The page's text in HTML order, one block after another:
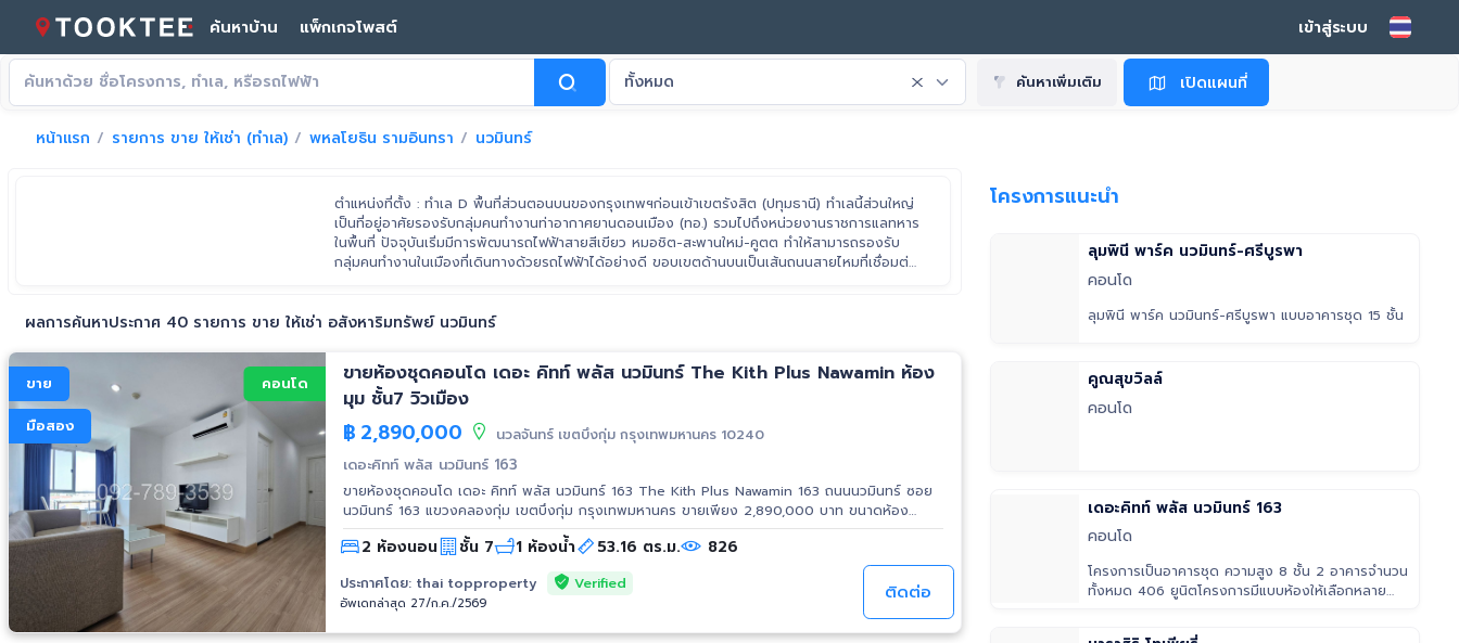
ค้นหาบ้าน แพ็กเกจโพสต์ เข้าสู่ระบบ
ทั้งหมด ค้นหาเพิ่มเติม เปิดแผนที่
หน้าแรก รายการ ขาย ให้เช่า (ทำเล) พหลโยธิน รามอินทรา นวมินทร์
ตำแหน่งที่ตั้ง : ทำเล D พื้นที่ส่วนตอนบนของกรุงเทพฯก่อนเข้าเขตรังสิต (ปทุมธานี) ทำเลนี้ส่วนใหญ่
เป็นที่อยู่อาศัยรองรับกลุ่มคนทำงานท่าอากาศยานดอนเมือง (ทอ.) รวมไปถึงหน่วยงานราชการแลทหาร
ในพื้นที่ ปัจจุบันเริ่มมีการพัฒนารถไฟฟ้าสายสีเขียว หมอชิต-สะพานใหม่-คูตต ทำให้สามารถรองรับ
กลุ่มคนทำงานในเมืองที่เดินทางด้วยรถไฟฟ้าได้อย่างดี ขอบเขตด้านบนเป็นเส้นถนนสายไหมที่เชื่อมต่อ
วิภาวดีรังสิต
ผลการค้นหาประกาศ 40 รายการ ขาย ให้เช่า อสังหาริมทรัพย์ นวมินทร์
ขาย
มือสอง
คอนโด
ขายห้องชุดคอนโด เดอะ คิทท์ พลัส นวมินทร์ The Kith Plus Nawamin ห้อง
มุม ชั้น7 วิวเมือง
฿ 2,890,000 นวลจันทร์ เขตบึงกุ่ม กรุงเทพมหานคร 10240
เดอะคิทท์ พลัส นวมินทร์ 163
ขายห้องชุดคอนโด เดอะ คิทท์ พลัส นวมินทร์ 163 The Kith Plus Nawamin 163 ถนนนวมินทร์ ซอย
นวมินทร์ 163 แขวงคลองกุ่ม เขตบึงกุ่ม กรุงเทพมหานคร ขายเพียง 2,890,000 บาท ขนาดห้อง
53.16 ตร.ม. อาคาร A ชั้น 7 วิวเมือง วิวโล่ง 2 ห้องนอน 1 ห้องน้ำ 1 ห้องนั่งเล่น 1 ครัว 1 จอดรถ ห้อง
มุม ห้องใหญ่ มีระเบียง เฟอร์นิเจอร์และเครื่องใช้ไฟฟ้าที่ให้ : เตียงและที่นอน, ตู้เสื้อผ้า, โต๊ะทำงาน+เก้าอี้ 1
ตัว โซฟาและโต๊ะหน้าโซฟา, โต๊ะอาหารและเก้าอี้ 2 ตัว, โทรทัศน์, ชั้นวางโทรทัศน์ แอร์ 3 เครื่อง, ตู้เย็น 1
เครื่อง เครื่องทำน้ำอุ่น 1 เครื่อง, ครัว build-in, ไมโครเวฟ รับชมคลิป Tiktok:
https://vt.tiktok.com/ZSuNpyNEy/ รายละเอียดเพิ่มเติม Click:
2 ห้องนอน ชั้น 7 1 ห้องน้ำ 53.16 ตร.ม. 826
ประกาศโดย: thai topproperty Verified
อัพเดทล่าสุด 27/ก.ค./2569 ติดต่อ
โครงการแนะนำ
ลุมพินี พาร์ค นวมินทร์-ศรีบูรพา
คอนโด
ลุมพินี พาร์ค นวมินทร์-ศรีบูรพา แบบอาคารชุด 15 ชั้น
คูณสุขวิลล์
คอนโด
เดอะคิทท์ พลัส นวมินทร์ 163
คอนโด
โครงการเป็นอาคารชุด ความสูง 8 ชั้น 2 อาคารจำนวน
ทั้งหมด 406 ยูนิตโครงการมีแบบห้องให้เลือกหลาย